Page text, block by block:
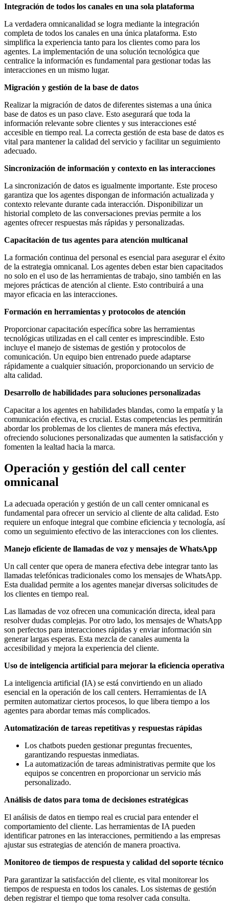
Integración de todos los canales en una sola plataforma
La verdadera omnicanalidad se logra mediante la integración
completa de todos los canales en una única plataforma. Esto
simplifica la experiencia tanto para los clientes como para los
agentes. La implementación de una solución tecnológica que
centralice la información es fundamental para gestionar todas las
interacciones en un mismo lugar.
Migración y gestión de la base de datos
Realizar la migración de datos de diferentes sistemas a una única
base de datos es un paso clave. Esto asegurará que toda la
información relevante sobre clientes y sus interacciones esté
accesible en tiempo real. La correcta gestión de esta base de datos es
vital para mantener la calidad del servicio y facilitar un seguimiento
adecuado.
Sincronización de información y contexto en las interacciones
La sincronización de datos es igualmente importante. Este proceso
garantiza que los agentes dispongan de información actualizada y
contexto relevante durante cada interacción. Disponibilizar un
historial completo de las conversaciones previas permite a los
agentes ofrecer respuestas más rápidas y personalizadas.
Capacitación de tus agentes para atención multicanal
La formación continua del personal es esencial para asegurar el éxito
de la estrategia omnicanal. Los agentes deben estar bien capacitados
no solo en el uso de las herramientas de trabajo, sino también en las
mejores prácticas de atención al cliente. Esto contribuirá a una
mayor eficacia en las interacciones.
Formación en herramientas y protocolos de atención
Proporcionar capacitación específica sobre las herramientas
tecnológicas utilizadas en el call center es imprescindible. Esto
incluye el manejo de sistemas de gestión y protocolos de
comunicación. Un equipo bien entrenado puede adaptarse
rápidamente a cualquier situación, proporcionando un servicio de
alta calidad.
Desarrollo de habilidades para soluciones personalizadas
Capacitar a los agentes en habilidades blandas, como la empatía y la
comunicación efectiva, es crucial. Estas competencias les permitirán
abordar los problemas de los clientes de manera más efectiva,
ofreciendo soluciones personalizadas que aumenten la satisfacción y
fomenten la lealtad hacia la marca.
Operación y gestión del call center
omnicanal
La adecuada operación y gestión de un call center omnicanal es
fundamental para ofrecer un servicio al cliente de alta calidad. Esto
requiere un enfoque integral que combine eficiencia y tecnología, así
como un seguimiento efectivo de las interacciones con los clientes.
Manejo eficiente de llamadas de voz y mensajes de WhatsApp
Un call center que opera de manera efectiva debe integrar tanto las
llamadas telefónicas tradicionales como los mensajes de WhatsApp.
Esta dualidad permite a los agentes manejar diversas solicitudes de
los clientes en tiempo real.
Las llamadas de voz ofrecen una comunicación directa, ideal para
resolver dudas complejas. Por otro lado, los mensajes de WhatsApp
son perfectos para interacciones rápidas y enviar información sin
generar largas esperas. Esta mezcla de canales aumenta la
accesibilidad y mejora la experiencia del cliente.
Uso de inteligencia artificial para mejorar la eficiencia operativa
La inteligencia artificial (IA) se está convirtiendo en un aliado
esencial en la operación de los call centers. Herramientas de IA
permiten automatizar ciertos procesos, lo que libera tiempo a los
agentes para abordar temas más complicados.
Automatización de tareas repetitivas y respuestas rápidas
Los chatbots pueden gestionar preguntas frecuentes,
garantizando respuestas inmediatas.
La automatización de tareas administrativas permite que los
equipos se concentren en proporcionar un servicio más
personalizado.
Análisis de datos para toma de decisiones estratégicas
El análisis de datos en tiempo real es crucial para entender el
comportamiento del cliente. Las herramientas de IA pueden
identificar patrones en las interacciones, permitiendo a las empresas
ajustar sus estrategias de atención de manera proactiva.
Monitoreo de tiempos de respuesta y calidad del soporte técnico
Para garantizar la satisfacción del cliente, es vital monitorear los
tiempos de respuesta en todos los canales. Los sistemas de gestión
deben registrar el tiempo que toma resolver cada consulta.